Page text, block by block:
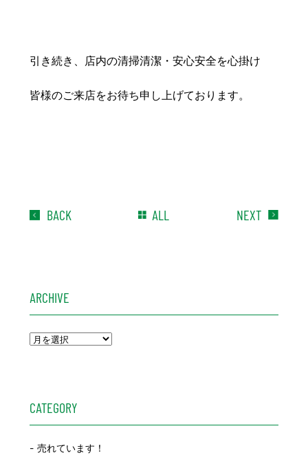
引き続き、店内の清掃清潔・安心安全を心掛け
皆様のご来店をお待ち申し上げております。
BACK ALL NEXT
ARCHIVE
CATEGORY
売れています！